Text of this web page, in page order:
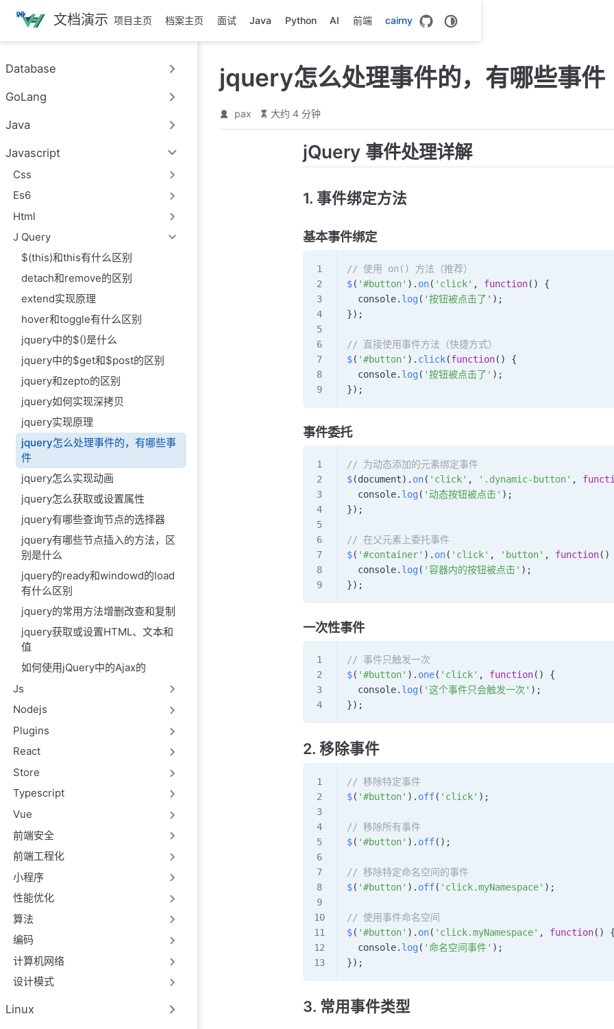
跳
主
內
文档演示 项目主页 档案主页 面试 Java Python AI 前端 cairny
Database
GoLang
Java
Javascript
Css
Es6
Html
J Query
$(this)和this有什么区别
detach和remove的区别
extend实现原理
hover和toggle有什么区别
jquery中的$()是什么
jquery中的$get和$post的区别
jquery和zepto的区别
jquery如何实现深拷贝
jquery实现原理
jquery怎么处理事件的，有哪些事
件
jquery怎么实现动画
jquery怎么获取或设置属性
jquery有哪些查询节点的选择器
jquery有哪些节点插入的方法，区
别是什么
jquery的ready和windowd的load
有什么区别
jquery的常用方法增删改查和复制
jquery获取或设置HTML、文本和
值
如何使用jQuery中的Ajax的
Js
Nodejs
Plugins
React
Store
Typescript
Vue
前端安全
前端工程化
小程序
性能优化
算法
编码
计算机网络
设计模式
Linux
jquery怎么处理事件的，有哪些事件
pax 大约 4 分钟
jQuery 事件处理详解
1. 事件绑定方法
基本事件绑定
// 使用 on() 方法（推荐）
$( '#button' ). on( 'click' , function() {
  console
. log ( '按钮被点击了' );
});
// 直接使用事件方法（快捷方式）
$( '#button' ). click(function() {
  console
. log ( '按钮被点击了' );
});
事件委托
// 为动态添加的元素绑定事件
$(document). on( 'click' , '.dynamic-button' ,
  console
. log ( '动态按钮被点击' );
});
// 在父元素上委托事件
$( '#container' ). on( 'click' , 'button' , function()
  console
. log ( '容器内的按钮被点击' );
});
一次性事件
// 事件只触发一次
$( '#button' ). one( 'click' , function() {
  console
. log ( '这个事件只会触发一次' );
});
2. 移除事件
// 移除特定事件
$( '#button' ). off( 'click' );
// 移除所有事件
$( '#button' ). off();
// 移除特定命名空间的事件
$( '#button' ). off( 'click.myNamespace' );
// 使用事件命名空间
$( '#button' ). on( 'click.myNamespace' , function()
  console
. log ( '命名空间事件' );
});
3. 常用事件类型